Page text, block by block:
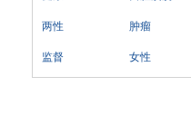
两性 肿瘤
监督 女性